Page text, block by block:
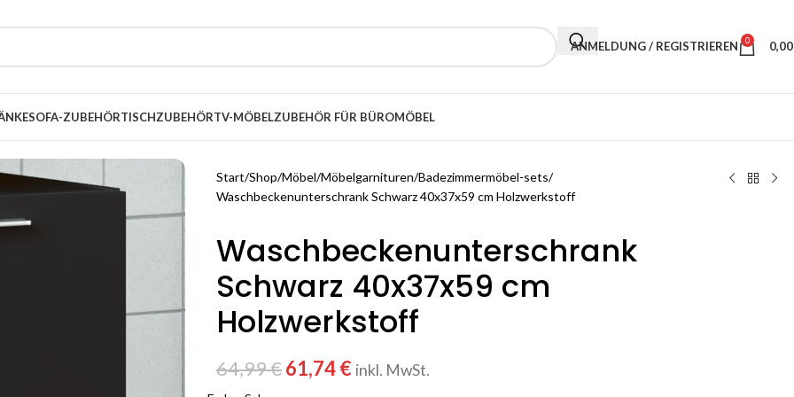
ANMELDUNG / REGISTRIEREN 0
SOFA-ZUBEHÖRTISCHZUBEHÖRTV-MÖBELZUBEHÖR FÜR BÜROMÖBEL
Start Shop Möbel Möbelgarnituren Badezimmermöbel-sets
Waschbeckenunterschrank Schwarz 40x37x59 cm Holzwerkstoff
Waschbeckenunterschrank
Schwarz 40x37x59 cm
Holzwerkstoff
64,99€61,74€ inkl. MwSt.